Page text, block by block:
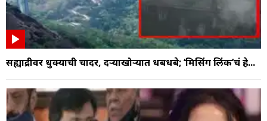
सह्याद्रीवर धुक्याची चादर, दऱ्याखोऱ्यात धबधबे; ‘मिसिंग लिंक’चं हे...